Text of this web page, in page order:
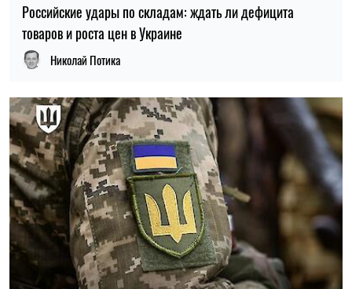
15:59, 06.08.2026
правила расчета будущей отсрочки
Ирина Де Люсто